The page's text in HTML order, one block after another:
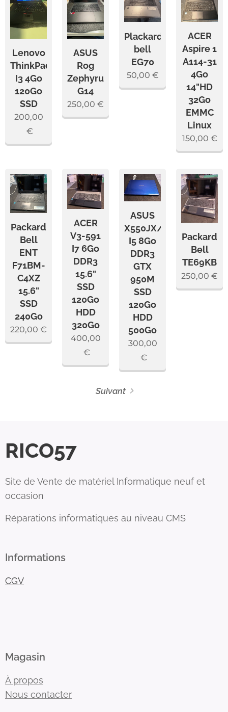
Lenovo
ThinkPad
I3 4Go
120Go
SSD
200,00
€
ASUS
Rog
Zephyrus
G14
250,00 €
Plackard
bell
EG70
50,00 €
ACER
Aspire 1
A114-31
4Go
14"HD
32Go
EMMC
Linux
150,00 €
Packard
Bell
ENT
F71BM-
C4XZ
15.6"
SSD
240Go
220,00 €
ACER
V3-591
I7 6Go
DDR3
15.6"
SSD
120Go
HDD
320Go
400,00
€
ASUS
X550JX/R510J
I5 8Go
DDR3
GTX
950M
SSD
120Go
HDD
500Go
300,00
€
Packard
Bell
TE69KB
250,00 €
Suivant
RICO57
Site de Vente de matériel Informatique neuf et
occasion
Réparations informatiques au niveau CMS
Informations
CGV
Magasin
À propos
Nous contacter